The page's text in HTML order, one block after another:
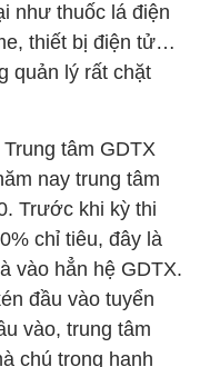
như thuốc lá điện
thiết bị điện tử…
quản lý rất chặt
tâm GDTX
nay trung tâm
Trước khi kỳ thi
chỉ tiêu, đây là
vào hẳn hệ GDTX.
đầu vào tuyển
vào, trung tâm
chú trọng hạnh